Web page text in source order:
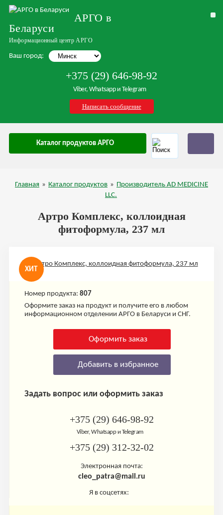
АРГО в
Беларуси
Информационный центр АРГО
Ваш город:
+375 (29) 646-98-92
Viber, Whatsapp и Telegram
Написать сообщение
Каталог продуктов АРГО
Главная » Каталог продуктов » Производитель AD MEDICINE
LLC.
Артро Комплекс, коллоидная
фитоформула, 237 мл
ХИТ
Номер продукта: 807
Оформите заказ на продукт и получите его в любом
информационном отделении АРГО в Беларуси и СНГ.
Оформить заказ
Добавить в избранное
Задать вопрос или оформить заказ
+375 (29) 646-98-92
Viber, Whatsapp и Telegram
+375 (29) 312-32-02
Электронная почта:
cleo_patra@mail.ru
Я в соцсетях: